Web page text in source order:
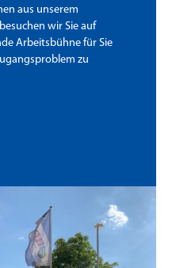
aus unserem
wir Sie auf
Arbeitsbühne für Sie
zu